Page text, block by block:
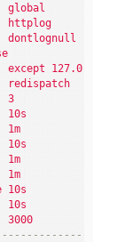
global
httplog
dontlognull
127.0.0.0/8
redispatch
3
10s
10s
3000